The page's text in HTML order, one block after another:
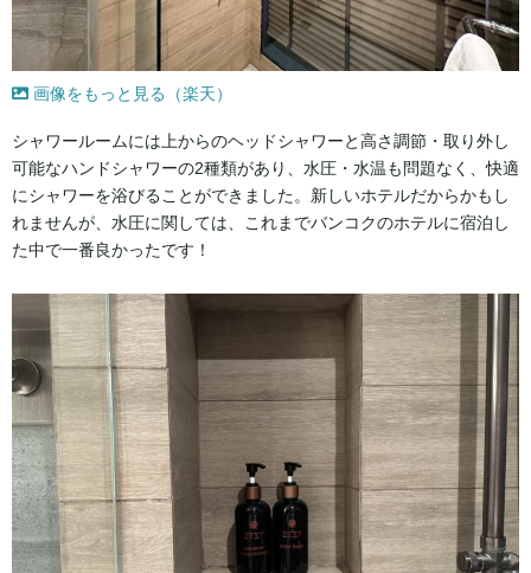
画像をもっと見る（楽天）
シャワールームには上からのヘッドシャワーと高さ調節・取り外し
可能なハンドシャワーの2種類があり、水圧・水温も問題なく、快適
にシャワーを浴びることができました。新しいホテルだからかもし
れませんが、水圧に関しては、これまでバンコクのホテルに宿泊し
た中で一番良かったです！